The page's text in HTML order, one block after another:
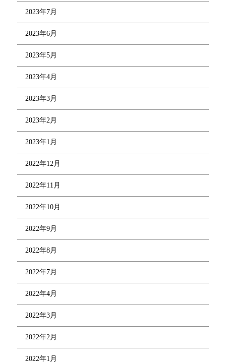
2023年7月
2023年6月
2023年5月
2023年4月
2023年3月
2023年2月
2023年1月
2022年12月
2022年11月
2022年10月
2022年9月
2022年8月
2022年7月
2022年4月
2022年3月
2022年2月
2022年1月